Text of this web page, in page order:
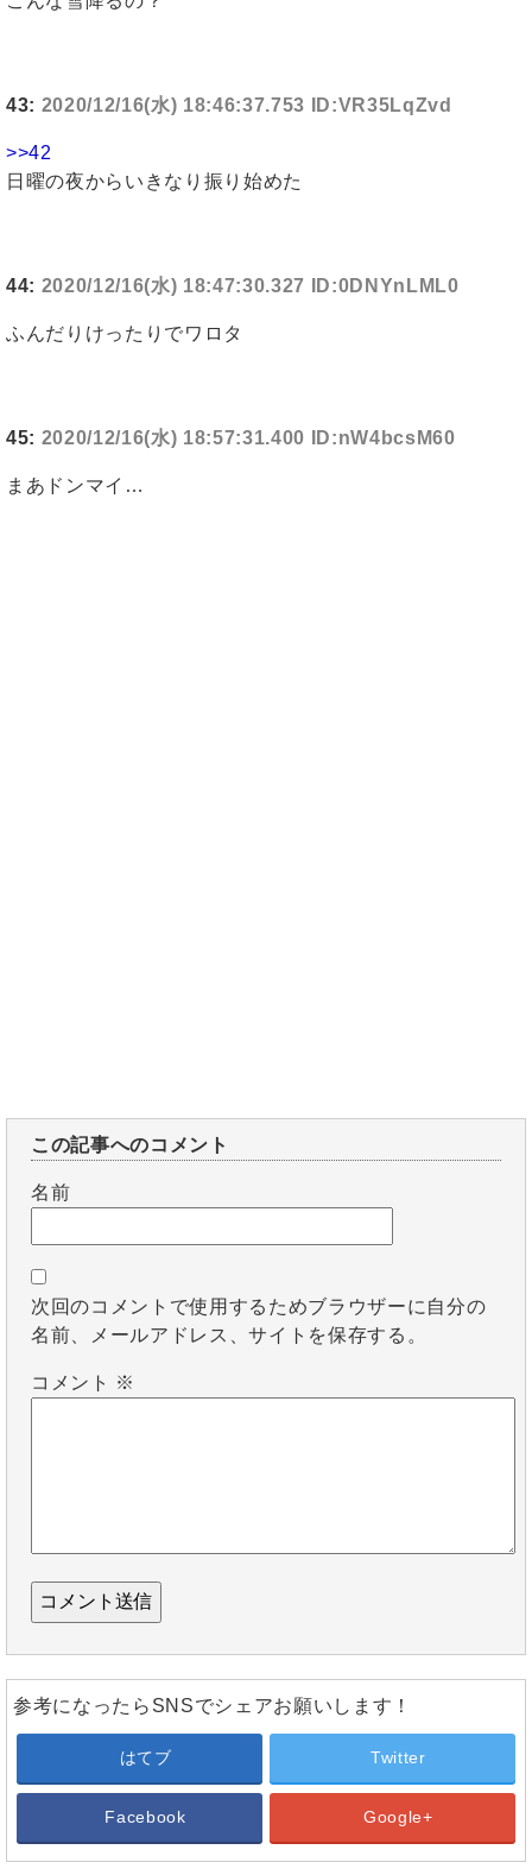
43: 2020/12/16(水) 18:46:37.753 ID:VR35LqZvd
>>42
日曜の夜からいきなり振り始めた
44: 2020/12/16(水) 18:47:30.327 ID:0DNYnLML0
ふんだりけったりでワロタ
45: 2020/12/16(水) 18:57:31.400 ID:nW4bcsM60
まあドンマイ…
この記事へのコメント
名前
次回のコメントで使用するためブラウザーに自分の
名前、メールアドレス、サイトを保存する。
コメント ※
参考になったらSNSでシェアお願いします！
はてブ Twitter
Facebook Google+